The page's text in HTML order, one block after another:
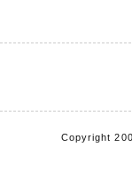
Copyright